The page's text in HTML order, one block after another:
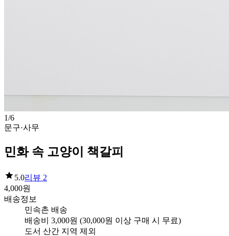
1/6
문구·사무
민화 속 고양이 책갈피
5.0리뷰 2
4,000원
배송정보
민속촌 배송
배송비 3,000원 (30,000원 이상 구매 시 무료)
도서 산간 지역 제외